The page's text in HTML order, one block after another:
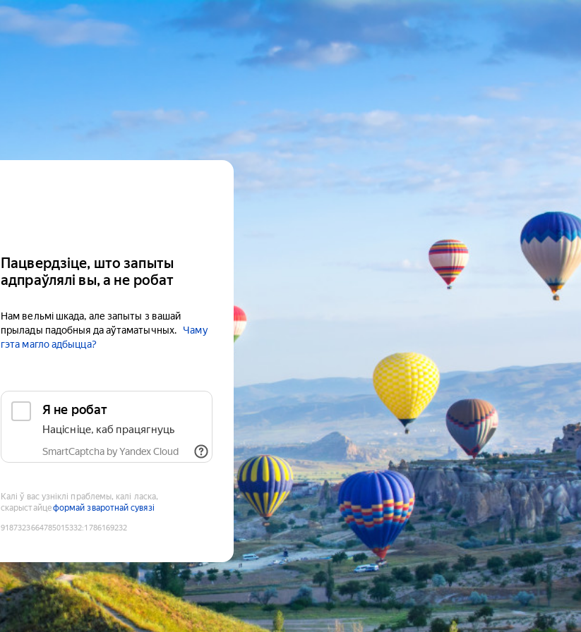
Пацвердзіце, што запыты
адпраўлялі вы, а не робат
Нам вельмі шкада, але запыты з вашай
прылады падобныя да аўтаматычных.
Чаму
гэта магло адбыцца?
Я не робат
Націсніце, каб працягнуць
SmartCaptcha by Yandex Cloud
Калі ў вас узніклі праблемы, калі ласка,
скарыстайцеформай зваротнай сувязі
9187323664785015332:1786169232